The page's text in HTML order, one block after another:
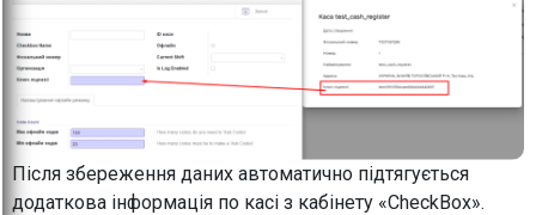
Після збереження даних автоматично підтягується
додаткова інформація по касі з кабінету «CheckBox».